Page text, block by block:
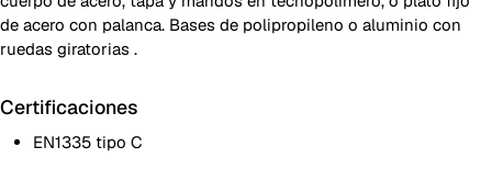
de acero con palanca. Bases de polipropileno o aluminio con
ruedas giratorias .
Certificaciones
EN1335 tipo C